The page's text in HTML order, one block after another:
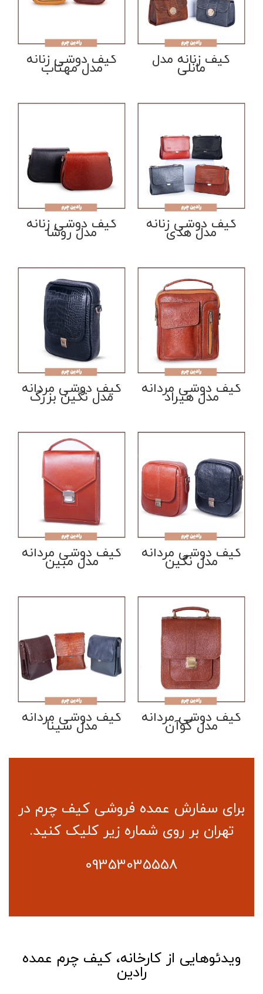
کیف زنانه مدل
مانلی کیف دوشی زنانه
مدل مهتاب
کیف دوشی زنانه
مدل هدی کیف دوشی زنانه
مدل روشا
کیف دوشی مردانه
مدل هیراد کیف دوشی مردانه
مدل نگین بزرگ
کیف دوشی مردانه
مدل نگین کیف دوشی مردانه
مدل مبین
کیف دوشی مردانه
مدل گوآن کیف دوشی مردانه
مدل سینا
برای سفارش عمده فروشی کیف چرم در
تهران بر روی شماره زیر کلیک کنید.
09353035558
ویدئوهایی از کارخانه، کیف چرم عمده
رادین